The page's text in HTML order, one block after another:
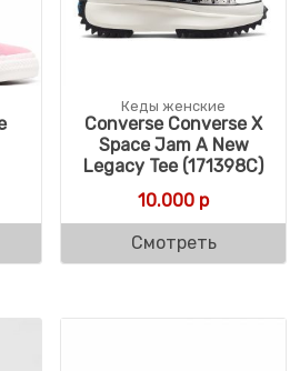
Кеды женские
Converse Converse X
Space Jam A New
Legacy Tee (171398C)
10.000 р
Смотреть